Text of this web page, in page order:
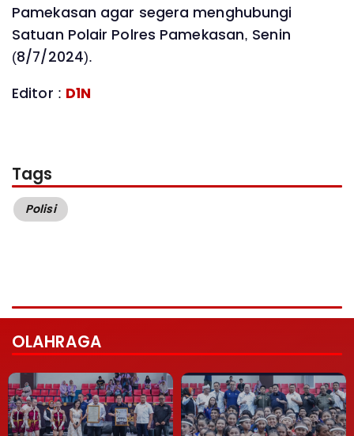
Pamekasan agar segera menghubungi
Satuan Polair Polres Pamekasan, Senin
(8/7/2024).
Editor : D1N
Tags
Polisi
OLAHRAGA